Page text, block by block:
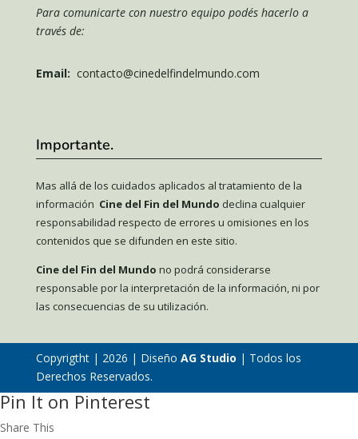
Para comunicarte con nuestro equipo podés hacerlo a
través de:
Email: contacto@cinedelfindelmundo.com
Importante.
Mas allá de los cuidados aplicados al tratamiento de la
información Cine del Fin del Mundo declina cualquier
responsabilidad respecto de errores u omisiones en los
contenidos que se difunden en este sitio.
Cine del Fin del Mundo no podrá considerarse
responsable por la interpretación de la información, ni por
las consecuencias de su utilización.
Copyrigtht | 2026 | Diseño AG Studio | Todos los
Derechos Reservados.
Pin It on Pinterest
Share This